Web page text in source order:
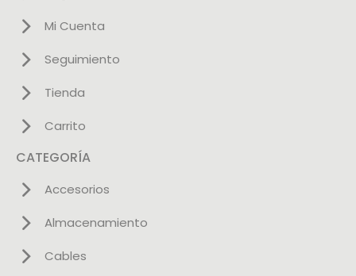
Mi Cuenta
Seguimiento
Tienda
Carrito
CATEGORÍA
Accesorios
Almacenamiento
Cables